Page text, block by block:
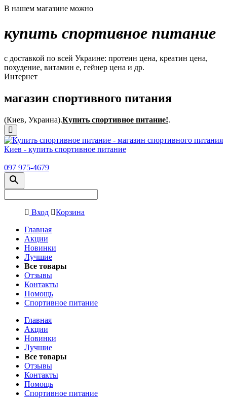
В нашем магазине можно
купить спортивное питание
с доставкой по всей Украине: протеин цена, креатин цена,
похудение, витамин е, гейнер цена и др.
Интернет
магазин спортивного питания
(Киев, Украина).Купить спортивное питание!.
097 975-4679
Вход
Корзина
Главная
Акции
Новинки
Лучшие
Все товары
Отзывы
Контакты
Помощь
Спортивное питание
Главная
Акции
Новинки
Лучшие
Все товары
Отзывы
Контакты
Помощь
Спортивное питание